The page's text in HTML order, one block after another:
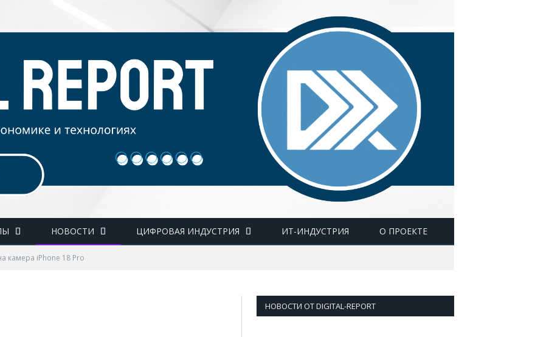
НОВОСТИ ЦИФРОВАЯ ИНДУСТРИЯ ИТ-ИНДУСТРИЯ О ПРОЕКТЕ
камера iPhone 18 Pro
НОВОСТИ ОТ DIGITAL-REPORT